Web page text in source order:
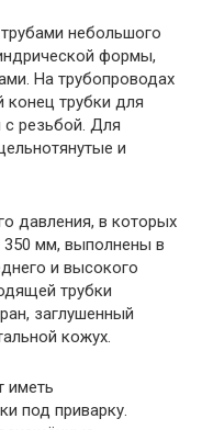
небольшого
формы,
На трубопроводах
конец трубки для
с резьбой. Для
и
давления, в которых
мм, выполнены в
и высокого
трубки
заглушенный
кожух.
иметь
под приварку.